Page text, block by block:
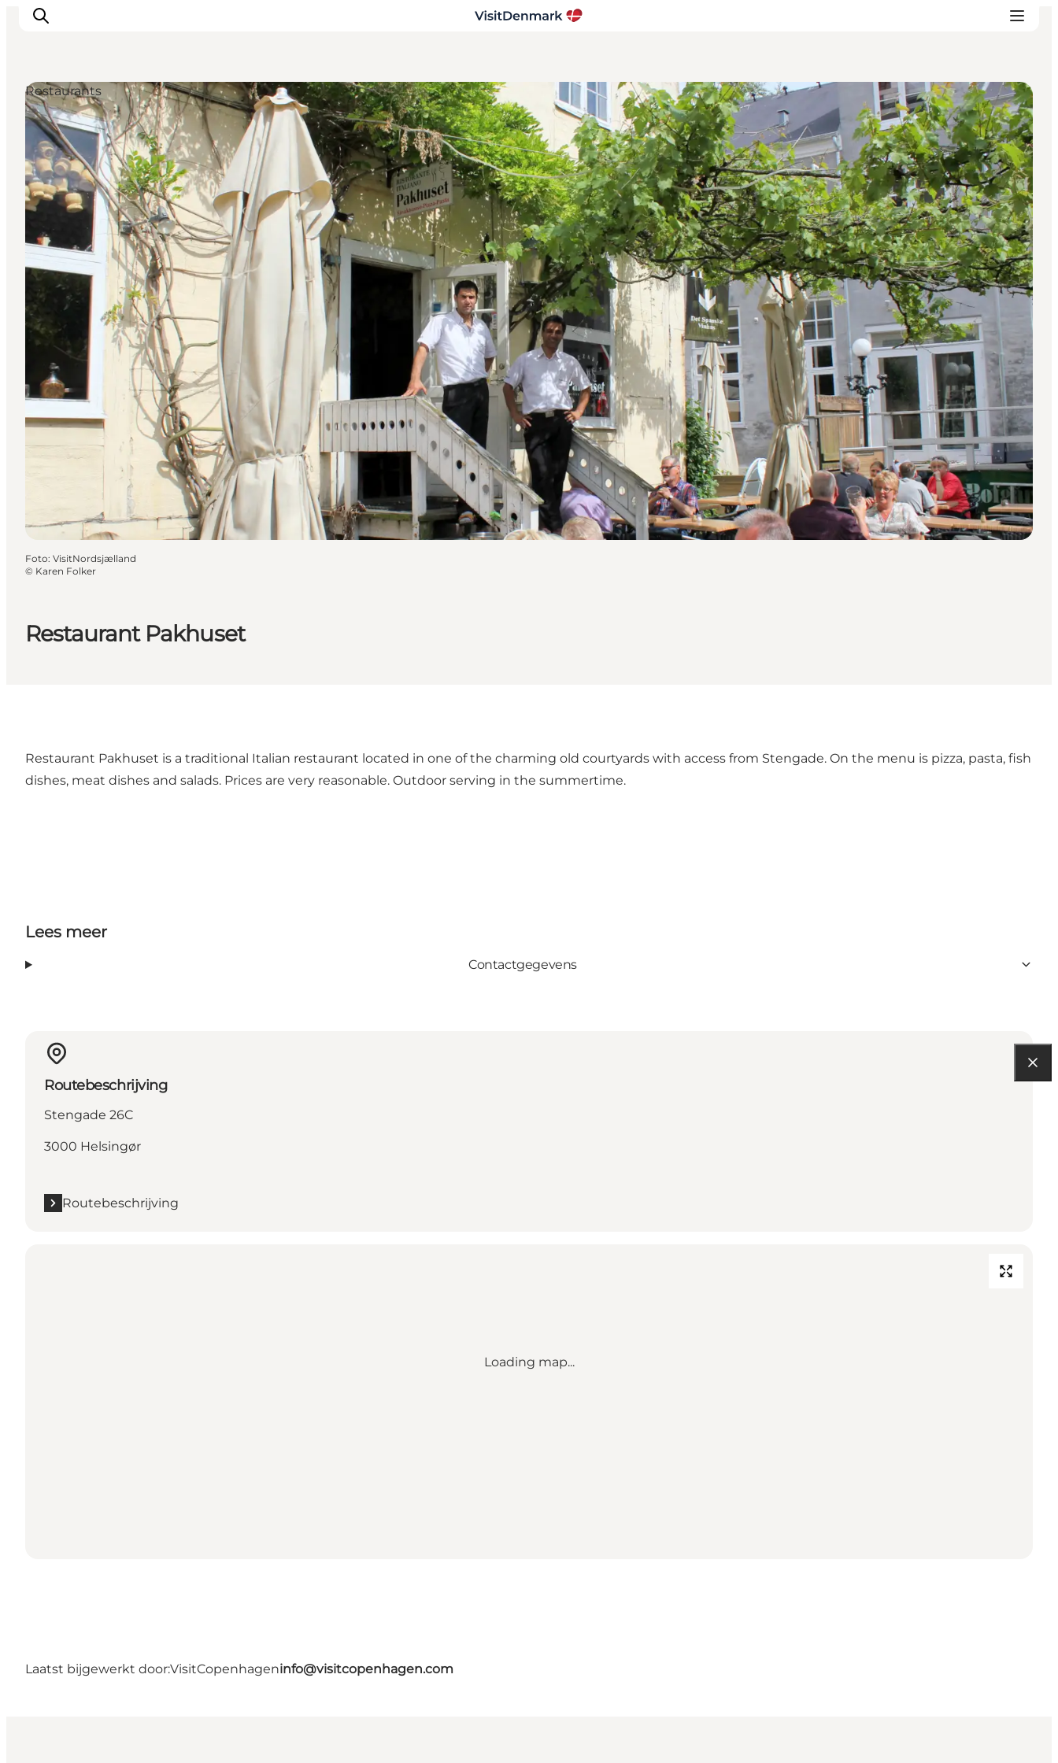
Inspiratie
Bestemmingen
Wat te doen
Accommodaties
Plan je reis
Restaurant Pakhuset
Restaurants
Foto: VisitNordsjælland
© Karen Folker
Restaurant Pakhuset is a traditional Italian restaurant located in one of the charming old courtyards with access from Stengade. On the menu is pizza, pasta, fish
dishes, meat dishes and salads. Prices are very reasonable. Outdoor serving in the summertime.
Lees meer
Contactgegevens
Routebeschrijving
Stengade 26C
3000 Helsingør
Routebeschrijving
Loading map...
Laatst bijgewerkt door:VisitCopenhageninfo@visitcopenhagen.com